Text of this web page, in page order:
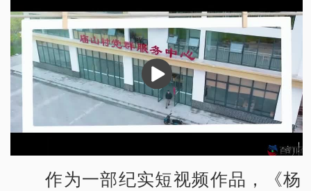
播
放
作为一部纪实短视频作品，《杨